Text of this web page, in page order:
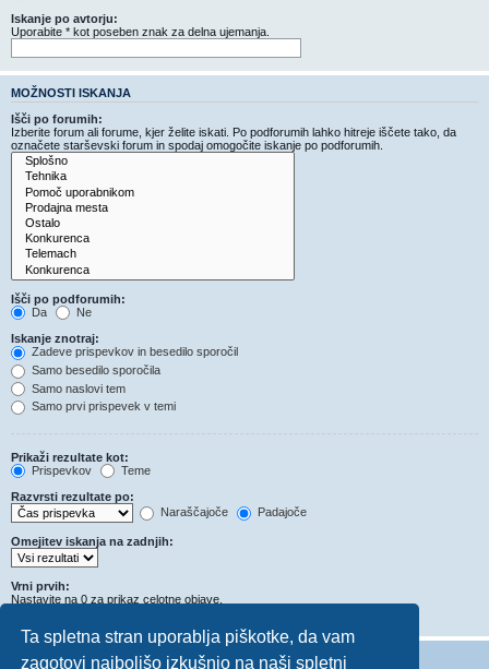
Ta spletna stran uporablja piškotke, da vam
zagotovi najboljšo izkušnjo na naši spletni
Iskanje po avtorju:
Uporabite * kot poseben znak za delna ujemanja.
MOŽNOSTI ISKANJA
Išči po forumih:
Izberite forum ali forume, kjer želite iskati. Po podforumih lahko hitreje iščete tako, da
označete starševski forum in spodaj omogočite iskanje po podforumih.
Išči po podforumih:
Da
Ne
Iskanje znotraj:
Zadeve prispevkov in besedilo sporočil
Samo besedilo sporočila
Samo naslovi tem
Samo prvi prispevek v temi
Prikaži rezultate kot:
Prispevkov
Teme
Razvrsti rezultate po:
Naraščajoče
Padajoče
Omejitev iskanja na zadnjih:
Vrni prvih:
Nastavite na 0 za prikaz celotne objave.